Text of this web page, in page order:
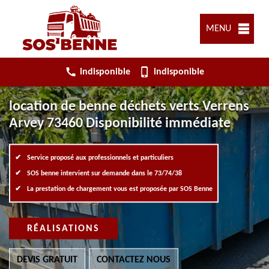
MENU
indisponible indisponible
location de benne déchets verts Verrens
Arvey 73460 Disponibilité immédiate
Service proposé aux professionnels et particuliers
SOS benne intervient sur demande dans le 73/74/38
La prestation de chargement vous est proposée par SOS Benne
RÉALISATIONS
DEVIS GRATUIT CONTACTEZ NOUS